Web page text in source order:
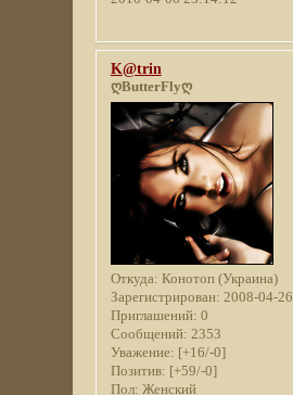
K@trin
ღButterFlyღ
Откуда: Конотоп (Украина)
Зарегистрирован: 2008-04-26
Приглашений: 0
Сообщений: 2353
Уважение: [+16/-0]
Позитив: [+59/-0]
Пол: Женский